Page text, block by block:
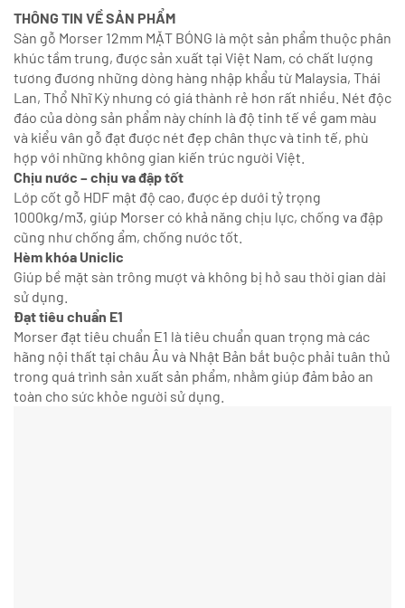
THÔNG TIN VỀ SẢN PHẨM
Sàn gỗ Morser 12mm MẶT BÓNG là một sản phẩm thuộc phân
khúc tầm trung, được sản xuất tại Việt Nam, có chất lượng
tương đương những dòng hàng nhập khẩu từ Malaysia, Thái
Lan, Thổ Nhĩ Kỳ nhưng có giá thành rẻ hơn rất nhiều. Nét độc
đáo của dòng sản phẩm này chính là độ tinh tế về gam màu
và kiểu vân gỗ đạt được nét đẹp chân thực và tinh tế, phù
hợp với những không gian kiến trúc người Việt.
Chịu nước – chịu va đập tốt
Lớp cốt gỗ HDF mật độ cao, được ép dưới tỷ trọng
1000kg/m3, giúp Morser có khả năng chịu lực, chống va đập
cũng như chống ẩm, chống nước tốt.
Hèm khóa Uniclic
Giúp bề mặt sàn trông mượt và không bị hở sau thời gian dài
sử dụng.
Đạt tiêu chuẩn E1
Morser đạt tiêu chuẩn E1 là tiêu chuẩn quan trọng mà các
hãng nội thất tại châu Âu và Nhật Bản bắt buộc phải tuân thủ
trong quá trình sản xuất sản phẩm, nhằm giúp đảm bảo an
toàn cho sức khỏe người sử dụng.